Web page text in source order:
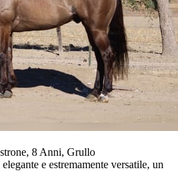
8 Anni, Grullo
e estremamente versatile, un